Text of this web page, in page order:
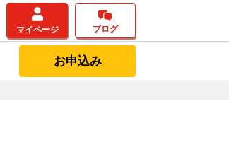
マイページ ブログ
お申込み